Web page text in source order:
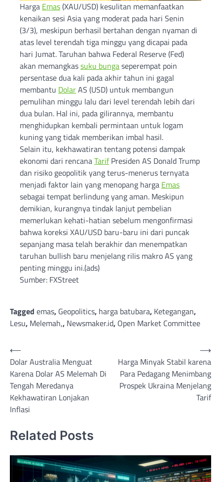
Harga Emas(XAU/USD) kesulitan memanfaatkan
kenaikan sesi Asia yang moderat pada hari Senin
(3/3), meskipun berhasil bertahan dengan nyaman di
atas level terendah tiga minggu yang dicapai pada
hari Jumat. Taruhan bahwa Federal Reserve (Fed)
akan memangkassuku bungaseperempat poin
persentase dua kali pada akhir tahun ini gagal
membantu DolarAS (USD) untuk membangun
pemulihan minggu lalu dari level terendah lebih dari
dua bulan. Hal ini, pada gilirannya, membantu
menghidupkan kembali permintaan untuk logam
kuning yang tidak memberikan imbal hasil.
Selain itu, kekhawatiran tentang potensi dampak
ekonomi dari rencanaTarifPresiden AS Donald Trump
dan risiko geopolitik yang terus-menerus ternyata
menjadi faktor lain yang menopang harga Emas
sebagai tempat berlindung yang aman. Meskipun
demikian, kurangnya tindak lanjut pembelian
memerlukan kehati-hatian sebelum mengonfirmasi
bahwa koreksi XAU/USD baru-baru ini dari puncak
sepanjang masa telah berakhir dan menempatkan
taruhan bullish baru menjelang rilis makro AS yang
penting minggu ini.(ads)
Sumber: FXStreet
Tagged emas, Geopolitics, harga batubara, Ketegangan,
Lesu, Melemah,, Newsmaker.id, Open Market Committee
Post
navigation
⟵
Dolar Australia Menguat
Karena Dolar AS Melemah Di
Tengah Meredanya
Kekhawatiran Lonjakan
Inflasi
Harga Minyak Stabil karena
Para Pedagang Menimbang
Prospek Ukraina Menjelang
Tarif
⟶
Related Posts